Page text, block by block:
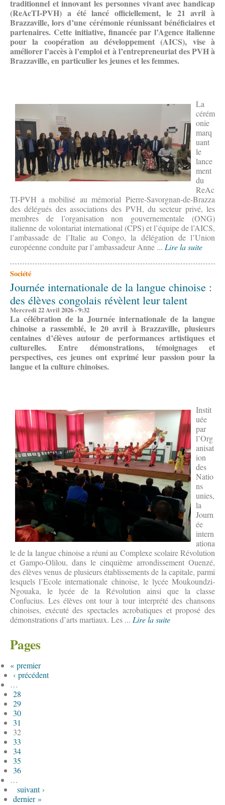
traditionnel et innovant les personnes vivant avec handicap
(ReAcTI-PVH) a été lancé officiellement, le 21 avril à
Brazzaville, lors d’une cérémonie réunissant bénéficiaires et
partenaires. Cette initiative, financée par l’Agence italienne
pour la coopération au développement (AICS), vise à
améliorer l’accès à l’emploi et à l’entrepreneuriat des PVH à
Brazzaville, en particulier les jeunes et les femmes.
La
cérém
onie
marq
uant
le
lance
ment
du
ReAc
TI-PVH a mobilisé au mémorial Pierre-Savorgnan-de-Brazza
des délégués des associations des PVH, du secteur privé, les
membres de l’organisation non gouvernementale (ONG)
italienne de volontariat international (CPS) et l’équipe de l’AICS,
l’ambassade de l’Italie au Congo, la délégation de l’Union
européenne conduite par l’ambassadeur Anne ... Lire la suite
Société
Journée internationale de la langue chinoise :
des élèves congolais révèlent leur talent
Mercredi 22 Avril 2026 - 9:32
La célébration de la Journée internationale de la langue
chinoise a rassemblé, le 20 avril à Brazzaville, plusieurs
centaines d’élèves autour de performances artistiques et
culturelles. Entre démonstrations, témoignages et
perspectives, ces jeunes ont exprimé leur passion pour la
langue et la culture chinoises.
Instit
uée
par
l’Org
anisat
ion
des
Natio
ns
unies,
la
Journ
ée
intern
ationa
le de la langue chinoise a réuni au Complexe scolaire Révolution
et Gampo-Olilou, dans le cinquième arrondissement Ouenzé,
des élèves venus de plusieurs établissements de la capitale, parmi
lesquels l’Ecole internationale chinoise, le lycée Moukoundzi-
Ngouaka, le lycée de la Révolution ainsi que la classe
Confucius. Les élèves ont tour à tour interprété des chansons
chinoises, exécuté des spectacles acrobatiques et proposé des
démonstrations d’arts martiaux. Les ... Lire la suite
Pages
« premier
‹ précédent
…
28
29
30
31
32
33
34
35
36
…
suivant ›
dernier »